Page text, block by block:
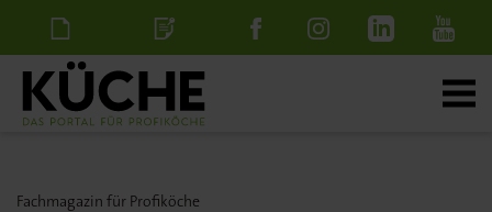
NewsletterStellenanzeige
Fachmagazin für Profiköche